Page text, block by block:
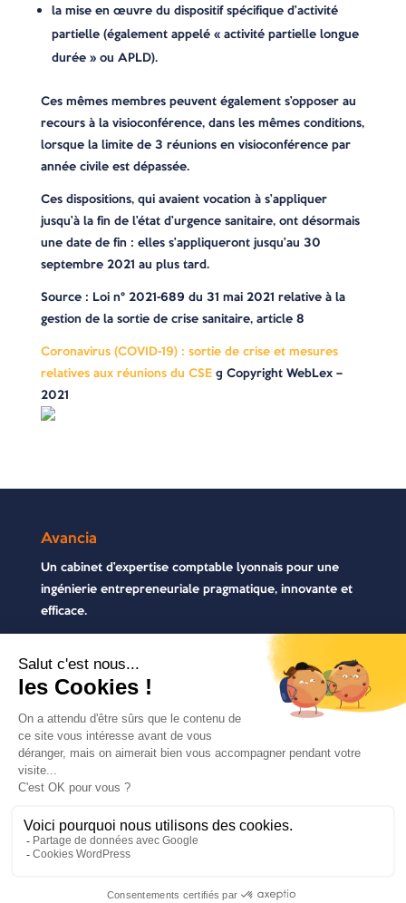
la mise en œuvre du dispositif spécifique d’activité
partielle (également appelé « activité partielle longue
durée » ou APLD).
Ces mêmes membres peuvent également s’opposer au
recours à la visioconférence, dans les mêmes conditions,
lorsque la limite de 3 réunions en visioconférence par
année civile est dépassée.
Ces dispositions, qui avaient vocation à s’appliquer
jusqu’à la fin de l’état d’urgence sanitaire, ont désormais
une date de fin : elles s’appliqueront jusqu’au 30
septembre 2021 au plus tard.
Source : Loi n° 2021-689 du 31 mai 2021 relative à la
gestion de la sortie de crise sanitaire, article 8
Coronavirus (COVID-19) : sortie de crise et mesures
relatives aux réunions du CSE© Copyright WebLex –
2021
Avancia
Un cabinet d’expertise comptable lyonnais pour une
ingénierie entrepreneuriale pragmatique, innovante et
efficace.
Contactez-nous
04 72 71 54 72
30, rue Pré Gaudry, 69007 Lyon
contact@avancia.fr
RÉSERVÉS | RÉALISÉ PARMARKET-ON|MENTIONS